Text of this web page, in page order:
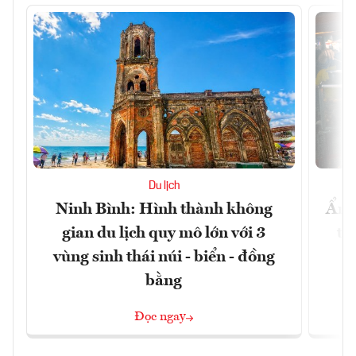
Du lịch
Ninh Bình: Hình thành không
gian du lịch quy mô lớn với 3
vùng sinh thái núi - biển - đồng
bằng
Đọc ngay
Ẩm